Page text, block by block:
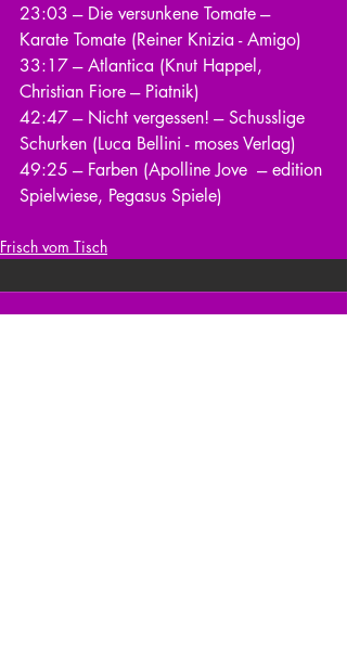
23:03 --- Die versunkene Tomate ---
Karate Tomate (Reiner Knizia - Amigo)
33:17 --- Atlantica (Knut Happel,
Christian Fiore --- Piatnik)
42:47 --- Nicht vergessen! --- Schusslige
Schurken (Luca Bellini - moses Verlag)
49:25 --- Farben (Apolline Jove  --- edition
Spielwiese, Pegasus Spiele)
Frisch vom Tisch